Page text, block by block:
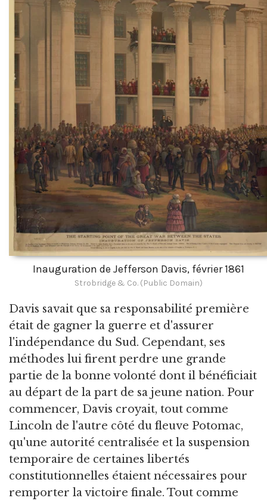
Inauguration de Jefferson Davis, février 1861
Strobridge & Co. (Public Domain)
Davis savait que sa responsabilité première
était de gagner la guerre et d'assurer
l'indépendance du Sud. Cependant, ses
méthodes lui firent perdre une grande
partie de la bonne volonté dont il bénéficiait
au départ de la part de sa jeune nation. Pour
commencer, Davis croyait, tout comme
Lincoln de l'autre côté du fleuve Potomac,
qu'une autorité centralisée et la suspension
temporaire de certaines libertés
constitutionnelles étaient nécessaires pour
remporter la victoire finale. Tout comme